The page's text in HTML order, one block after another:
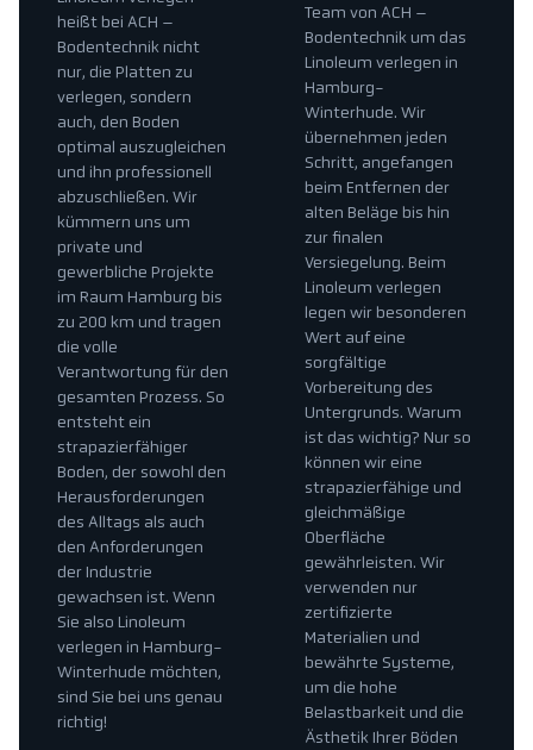
Team von ACH –
Bodentechnik um das
Linoleum verlegen in
Hamburg-
Winterhude. Wir
übernehmen jeden
Schritt, angefangen
beim Entfernen der
alten Beläge bis hin
zur finalen
Versiegelung. Beim
Linoleum verlegen
legen wir besonderen
Wert auf eine
sorgfältige
Vorbereitung des
Untergrunds. Warum
ist das wichtig? Nur so
können wir eine
strapazierfähige und
gleichmäßige
Oberfläche
gewährleisten. Wir
verwenden nur
zertifizierte
Materialien und
bewährte Systeme,
um die hohe
Belastbarkeit und die
Ästhetik Ihrer Böden
heißt bei ACH –
Bodentechnik nicht
nur, die Platten zu
verlegen, sondern
auch, den Boden
optimal auszugleichen
und ihn professionell
abzuschließen. Wir
kümmern uns um
private und
gewerbliche Projekte
im Raum Hamburg bis
zu 200 km und tragen
die volle
Verantwortung für den
gesamten Prozess. So
entsteht ein
strapazierfähiger
Boden, der sowohl den
Herausforderungen
des Alltags als auch
den Anforderungen
der Industrie
gewachsen ist. Wenn
Sie also Linoleum
verlegen in Hamburg-
Winterhude möchten,
sind Sie bei uns genau
richtig!